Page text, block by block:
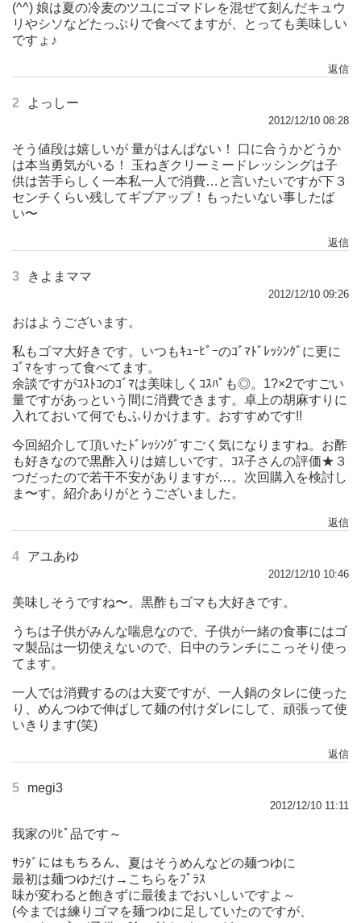
(^^) 娘は夏の冷麦のツユにゴマドレを混ぜて刻んだキュウ
リやシソなどたっぷりで食べてますが、とっても美味しい
ですょ♪
返信
2 よっしー
2012/12/10 08:28
そう値段は嬉しいが 量がはんぱない！ 口に合うかどうか
は本当勇気がいる！ 玉ねぎクリーミードレッシングは子
供は苦手らしく一本私一人で消費…と言いたいですが下３
センチくらい残してギブアップ！もったいない事したば
い〜
返信
3 きよまママ
2012/12/10 09:26
おはようございます。
私もゴマ大好きです。いつもｷｭｰﾋﾟｰのｺﾞﾏﾄﾞﾚｯｼﾝｸﾞに更に
ｺﾞﾏをすって食べてます。
余談ですがｺｽﾄｺのｺﾞﾏは美味しくｺｽﾊﾟも◎。1?×2ですごい
量ですがあっという間に消費できます。卓上の胡麻すりに
入れておいて何でもふりかけます。おすすめです!!
今回紹介して頂いたﾄﾞﾚｯｼﾝｸﾞすごく気になりますね。お酢
も好きなので黒酢入りは嬉しいです。ｺｽ子さんの評価★３
つだったので若干不安がありますが…。次回購入を検討し
ま〜す。紹介ありがとうございました。
返信
4 アユあゆ
2012/12/10 10:46
美味しそうですね〜。黒酢もゴマも大好きです。
うちは子供がみんな喘息なので、子供が一緒の食事にはゴ
マ製品は一切使えないので、日中のランチにこっそり使っ
てます。
一人では消費するのは大変ですが、一人鍋のタレに使った
り、めんつゆで伸ばして麺の付けダレにして、頑張って使
いきります(笑)
返信
5 megi3
2012/12/10 11:11
我家のﾘﾋﾟ品です～
ｻﾗﾀﾞにはもちろん、夏はそうめんなどの麺つゆに
最初は麺つゆだけ→こちらをﾌﾟﾗｽ
味が変わると飽きずに最後までおいしいですよ～
(今までは練りゴマを麺つゆに足していたのですが、